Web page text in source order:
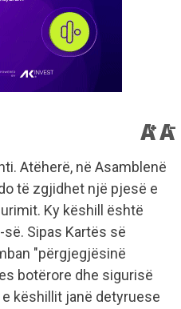
Atëherë, në Asamblenë
të zgjidhet një pjesë e
Ky këshill është
Sipas Kartës së
"përgjegjësinë
botërore dhe sigurisë
këshillit janë detyruese